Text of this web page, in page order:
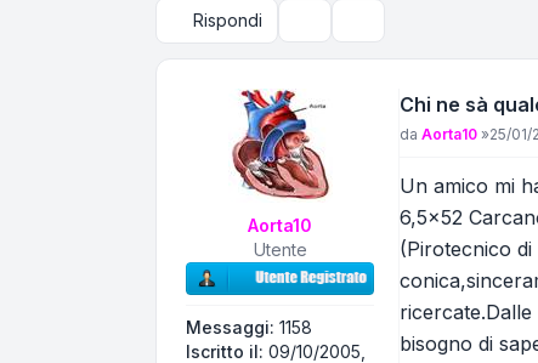
Rispondi
Aorta10
Utente
Messaggi: 1158
Iscritto il: 09/10/2005,
Chi ne sà
Messaggio
da Aorta10 »25/01/
Un amico mi
6,5x52
(Pirotecnico
bisogno di